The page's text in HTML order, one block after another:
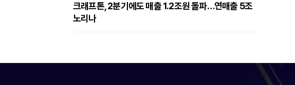
크래프톤, 2분기에도 매출 1.2조원 돌파…연매출 5조
노리나